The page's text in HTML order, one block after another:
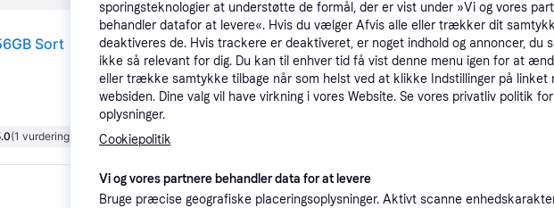
Sort 49 kr. fragt
Vis 2
(1 vurdering)
Laveste pris
sporingsteknologier at understøtte de formål, der er vist under »Vi og vores
behandler datafor at levere«. Hvis du vælger Afvis alle eller trækker dit
deaktiveres de. Hvis trackere er deaktiveret, er noget indhold og annoncer, du
ikke så relevant for dig. Du kan til enhver tid få vist denne menu igen for at
eller trække samtykke tilbage når som helst ved at klikke Indstillinger på linket
websiden. Dine valg vil have virkning i vores Website. Se vores privatliv politik
oplysninger.
Cookiepolitik
Vi og vores partnere behandler data for at levere
Bruge præcise geografiske placeringsoplysninger. Aktivt scanne